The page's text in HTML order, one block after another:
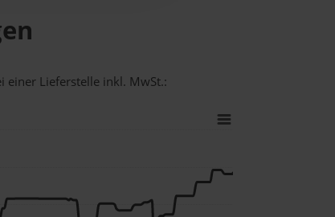
einer Lieferstelle inkl. MwSt.: